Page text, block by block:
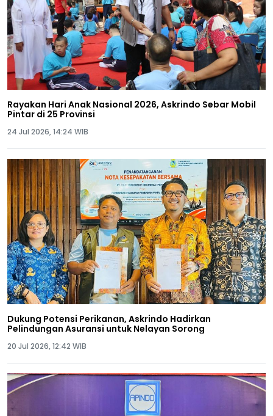
Rayakan Hari Anak Nasional 2026, Askrindo Sebar Mobil
Pintar di 25 Provinsi
24 Jul 2026, 14:24 WIB
Dukung Potensi Perikanan, Askrindo Hadirkan
Pelindungan Asuransi untuk Nelayan Sorong
20 Jul 2026, 12:42 WIB